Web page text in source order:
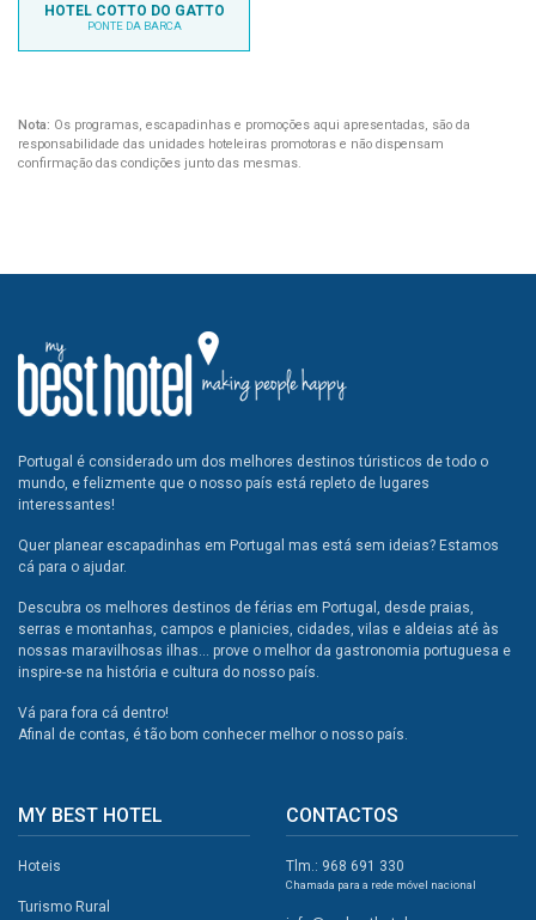
HOTEL COTTO DO GATTO
PONTE DA BARCA
Nota: Os programas, escapadinhas e promoções aqui apresentadas, são da
responsabilidade das unidades hoteleiras promotoras e não dispensam
confirmação das condições junto das mesmas.
Portugal é considerado um dos melhores destinos túristicos de todo o
mundo, e felizmente que o nosso país está repleto de lugares
interessantes!
Quer planear escapadinhas em Portugal mas está sem ideias? Estamos
cá para o ajudar.
Descubra os melhores destinos de férias em Portugal, desde praias,
serras e montanhas, campos e planicies, cidades, vilas e aldeias até às
nossas maravilhosas ilhas... prove o melhor da gastronomia portuguesa e
inspire-se na história e cultura do nosso país.
Vá para fora cá dentro!
Afinal de contas, é tão bom conhecer melhor o nosso país.
MY BEST HOTEL
Hoteis
Turismo Rural
CONTACTOS
Tlm.: 968 691 330
Chamada para a rede móvel nacional